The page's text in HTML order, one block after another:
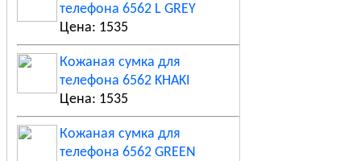
телефона 6562 L GREY
Цена: 1535
Кожаная сумка для
телефона 6562 KHAKI
Цена: 1535
Кожаная сумка для
телефона 6562 GREEN